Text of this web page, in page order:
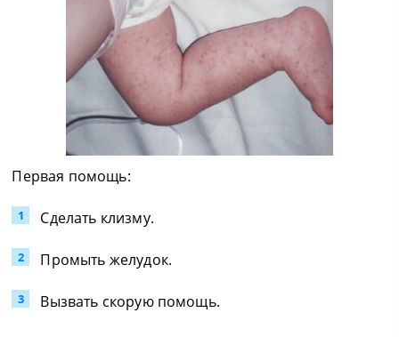
Первая помощь:
Сделать клизму.
Промыть желудок.
Вызвать скорую помощь.